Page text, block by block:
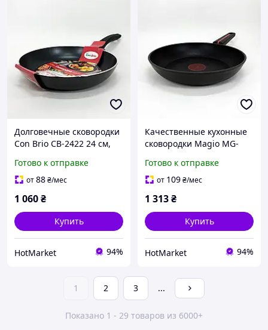
Долговечные сковородки
Con Brio СВ-2422 24 см,
сковорода для жарки CV-
191 без масла
Готово к отправке
от88₴/мес
1 060₴
Купить
HotMarket 94%
Качественные кухонные
сковородки Magio MG-
сковорода, IB-293
Сковорода фирменная
Готово к отправке
от 109₴/мес
1 313₴
Купить
HotMarket 94%
1 2 3 ...
Показано 1 - 29 товаров из 6000+